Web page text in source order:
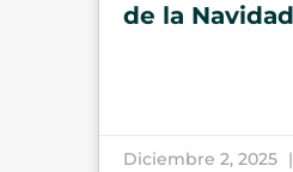
de la Navidad
Diciembre 2, 2025